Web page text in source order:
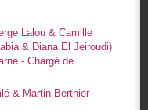
Lalou & Camille
& Diana El Jeiroudi)
- Chargé de
& Martin Berthier